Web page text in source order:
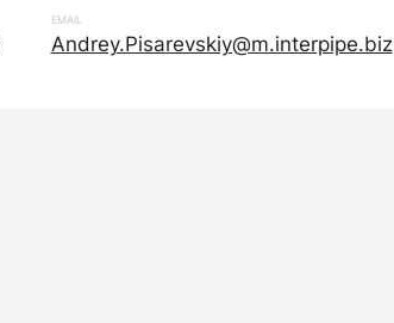
EMAIL
Andrey.Pisarevskiy@m.interpipe.biz